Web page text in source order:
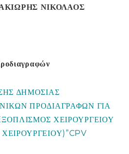
ΝΙΚΟΛΑΟΣ
ΔΗΜΟΣΙΑΣ
ΠΡΟΔΙΑΓΡΑΦΩΝ ΓΙΑ
ΧΕΙΡΟΥΡΓΕΙΟΥ